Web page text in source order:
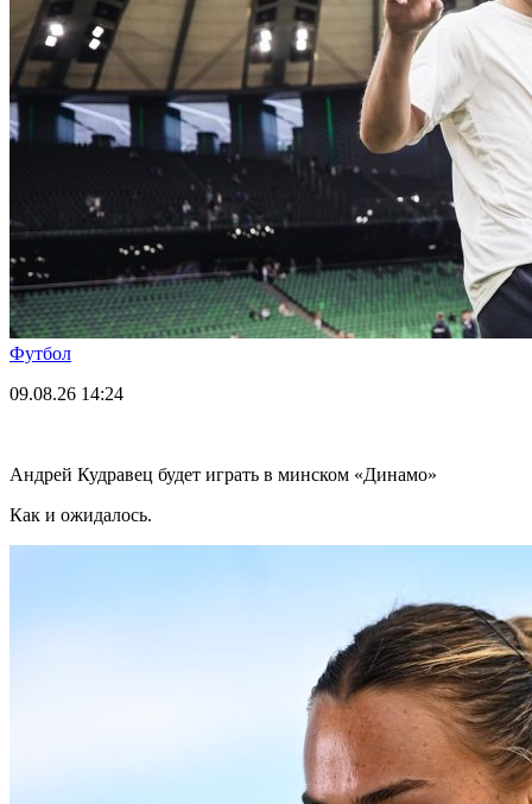
Футбол
09.08.26 14:24
Андрей Кудравец будет играть в минском «Динамо»
Как и ожидалось.